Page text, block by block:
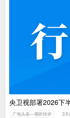
央卫视部署2026下
广电头条—视听快评 3天